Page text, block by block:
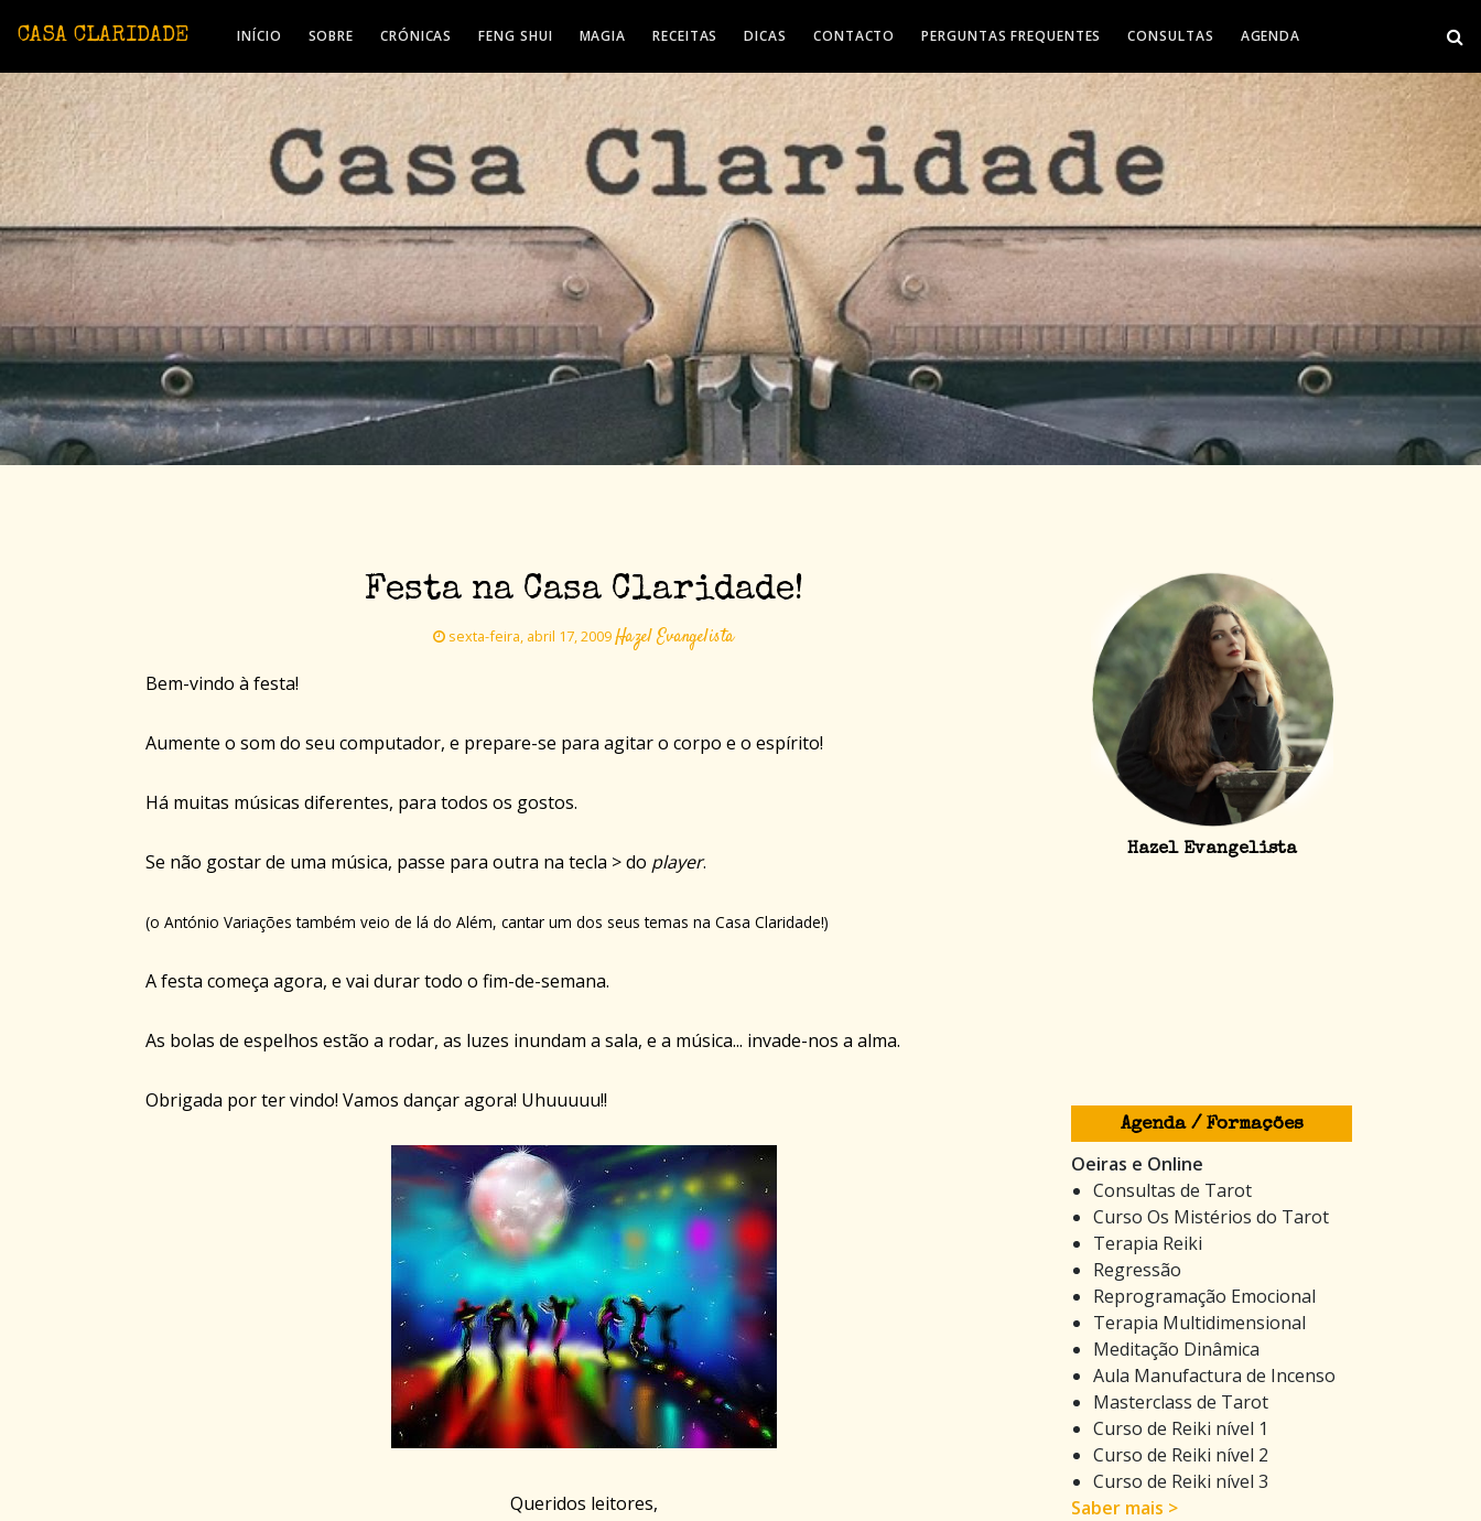
CASA CLARIDADE INÍCIO SOBRE CRÓNICAS FENG SHUI MAGIA RECEITAS DICAS CONTACTO PERGUNTAS FREQUENTES CONSULTAS AGENDA
Festa na Casa Claridade!
sexta-feira, abril 17, 2009Hazel Evangelista
Bem-vindo à festa!
Aumente o som do seu computador, e prepare-se para agitar o corpo e o espírito!
Há muitas músicas diferentes, para todos os gostos.
Se não gostar de uma música, passe para outra na tecla > do player.
(o António Variações também veio de lá do Além, cantar um dos seus temas na Casa Claridade!)
A festa começa agora, e vai durar todo o fim-de-semana.
As bolas de espelhos estão a rodar, as luzes inundam a sala, e a música... invade-nos a alma.
Obrigada por ter vindo! Vamos dançar agora! Uhuuuuu!!
Queridos leitores,
Hazel Evangelista
Agenda / Formações
Oeiras e Online
Consultas de Tarot
Curso Os Mistérios do Tarot
Terapia Reiki
Regressão
Reprogramação Emocional
Terapia Multidimensional
Meditação Dinâmica
Aula Manufactura de Incenso
Masterclass de Tarot
Curso de Reiki nível 1
Curso de Reiki nível 2
Curso de Reiki nível 3
Saber mais >